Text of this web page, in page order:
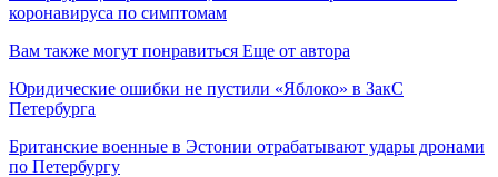
коронавируса по симптомам
Вам также могут понравиться Еще от автора
Юридические ошибки не пустили «Яблоко» в ЗакС
Петербурга
Британские военные в Эстонии отрабатывают удары дронами
по Петербургу